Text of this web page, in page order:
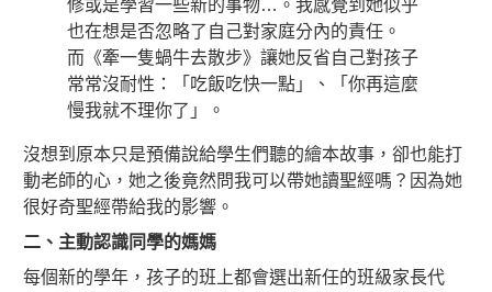
修或是學習一些新的事物…。我感覺到她似乎
也在想是否忽略了自己對家庭分內的責任。
而《牽一隻蝸牛去散步》讓她反省自己對孩子
常常沒耐性：「吃飯吃快一點」、「你再這麼
慢我就不理你了」。
沒想到原本只是預備說給學生們聽的繪本故事，卻也能打
動老師的心，她之後竟然問我可以帶她讀聖經嗎？因為她
很好奇聖經帶給我的影響。
二、主動認識同學的媽媽
每個新的學年，孩子的班上都會選出新任的班級家長代